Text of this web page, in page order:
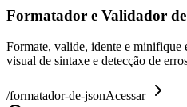
Formatador e Validador
Formate, valide, idente e minifique
visual de sintaxe e detecção de
/formatador-de-jsonAcessar